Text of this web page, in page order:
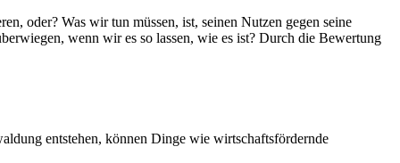
oder? Was wir tun müssen, ist, seinen Nutzen gegen seine
wenn wir es so lassen, wie es ist? Durch die Bewertung
entstehen, können Dinge wie wirtschaftsfördernde